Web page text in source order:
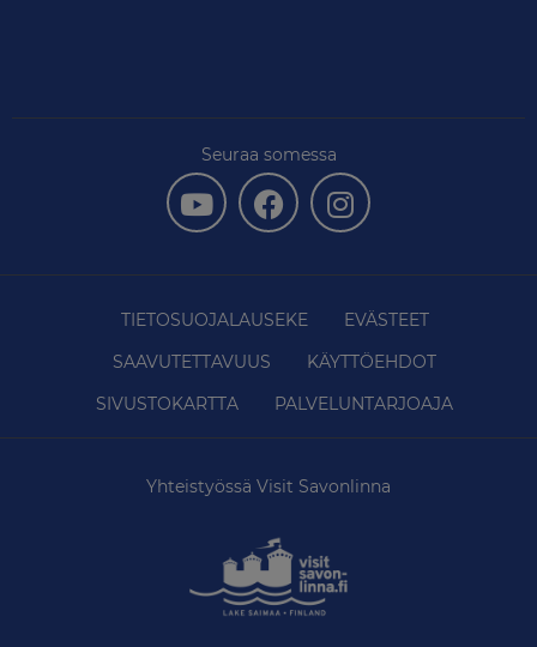
Seuraa somessa
TIETOSUOJALAUSEKE
EVÄSTEET
SAAVUTETTAVUUS
KÄYTTÖEHDOT
SIVUSTOKARTTA
PALVELUNTARJOAJA
Yhteistyössä Visit Savonlinna